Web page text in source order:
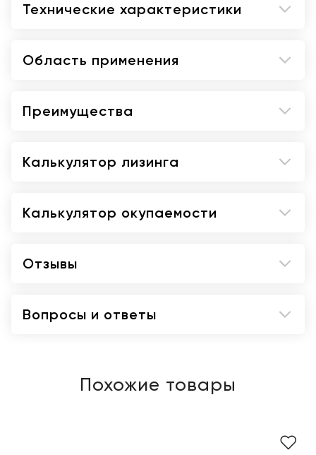
Технические характеристики
Область применения
Преимущества
Калькулятор лизинга
Калькулятор окупаемости
Отзывы
Вопросы и ответы
Похожие товары